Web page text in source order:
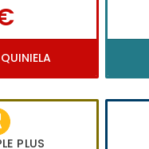
PLUS